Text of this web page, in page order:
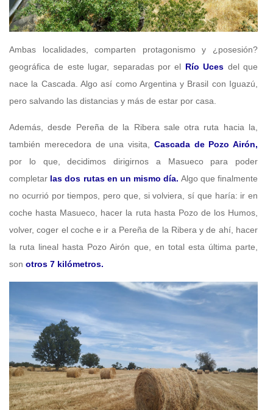
Ambas localidades, comparten protagonismo y ¿posesión?
geográfica de este lugar, separadas por el Río Uces del que
nace la Cascada. Algo así como Argentina y Brasil con Iguazú,
pero salvando las distancias y más de estar por casa.
Además, desde Pereña de la Ribera sale otra ruta hacia la,
también merecedora de una visita, Cascada de Pozo Airón,
por lo que, decidimos dirigirnos a Masueco para poder
completar las dos rutas en un mismo día. Algo que finalmente
no ocurrió por tiempos, pero que, si volviera, sí que haría: ir en
coche hasta Masueco, hacer la ruta hasta Pozo de los Humos,
volver, coger el coche e ir a Pereña de la Ribera y de ahí, hacer
la ruta lineal hasta Pozo Airón que, en total esta última parte,
son otros 7 kilómetros.